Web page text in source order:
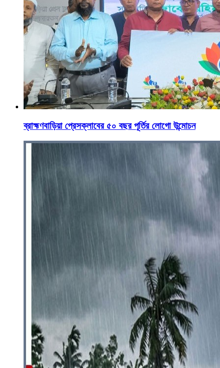
ব্রাহ্মণবাড়িয়া প্রেসক্লাবের ৫০ বছর পূর্তির লোগো উন্মোচন